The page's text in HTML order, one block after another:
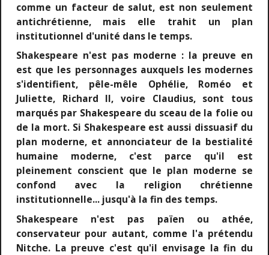
comme un facteur de salut, est non seulement
antichrétienne, mais elle trahit un plan
institutionnel d'unité dans le temps.
Shakespeare n'est pas moderne : la preuve en
est que les personnages auxquels les modernes
s'identifient, pêle-mêle Ophélie, Roméo et
Juliette, Richard II, voire Claudius, sont tous
marqués par Shakespeare du sceau de la folie ou
de la mort. Si Shakespeare est aussi dissuasif du
plan moderne, et annonciateur de la bestialité
humaine moderne, c'est parce qu'il est
pleinement conscient que le plan moderne se
confond avec la religion chrétienne
institutionnelle... jusqu'à la fin des temps.
Shakespeare n'est pas païen ou athée,
conservateur pour autant, comme l'a prétendu
Nitche. La preuve c'est qu'il envisage la fin du